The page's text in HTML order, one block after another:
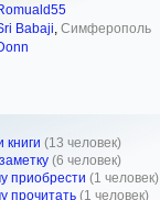
Babaji, Симферополь
книги (13 человек)
(6 человек)
приобрести (1 человек)
прочитать (1 человек)